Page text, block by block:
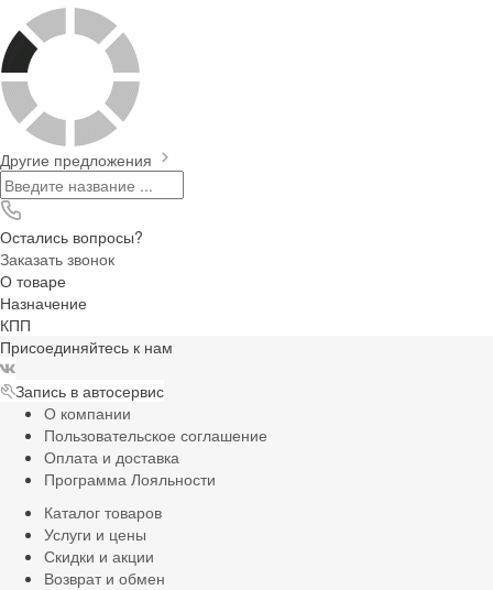
Другие предложения
Остались вопросы?
Заказать звонок
О товаре
Назначение
КПП
Присоединяйтесь к нам
Запись в автосервис
О компании
Пользовательское соглашение
Оплата и доставка
Программа Лояльности
Каталог товаров
Услуги и цены
Скидки и акции
Возврат и обмен